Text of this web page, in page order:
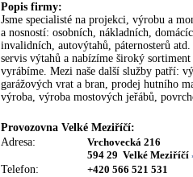
Popis firmy:
Jsme specialisté na projekci, výrobu a
a nosností: osobních, nákladních,
invalidních, autovýtahů, páternosterů
servis výtahů a nabízíme široký
vyrábíme. Mezi naše další služby patří:
garážových vrat a bran, prodej hutního
výroba, výroba mostových jeřábů,
Provozovna Velké Meziříčí:
Adresa:
Vrchovecká 216
594 29 Velké Meziříčí
Telefon:
+420 566 521 531